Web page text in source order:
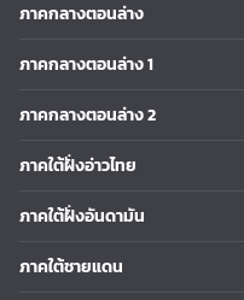
ภาคกลางตอนล่าง
ภาคกลางตอนล่าง 1
ภาคกลางตอนล่าง 2
ภาคใต้ฝั่งอ่าวไทย
ภาคใต้ฝั่งอันดามัน
ภาคใต้ชายแดน